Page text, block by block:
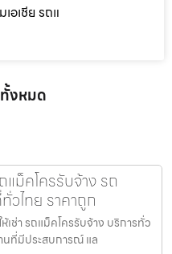
อเชีย รถแ
งหมด
ม็คโครรับจ้าง รถ
วไทย ราคาถูก
ช่า รถแม็คโครรับจ้าง บริการทั่ว
นที่มีประสบการณ์ แล